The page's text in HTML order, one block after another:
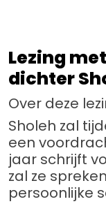
Lezing
dichter
Over deze
Sholeh zal
een
jaar schrijft
zal ze
persoonlijke